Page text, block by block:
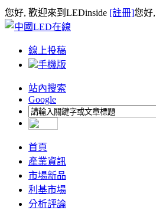
您好, 歡迎來到LEDinside [註冊]您好,
線上投稿
手機版
站內搜索
Google
首頁
產業資訊
市場新品
利基市場
分析評論